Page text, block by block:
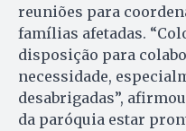
reuniões para
famílias afetadas.
disposição para
necessidade,
desabrigadas”,
da paróquia estar